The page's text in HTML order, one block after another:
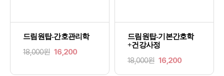
드림원탑-간호관리학
18,000원 16,200
드림원탑-기본간호학
+건강사정
18,000원 16,200